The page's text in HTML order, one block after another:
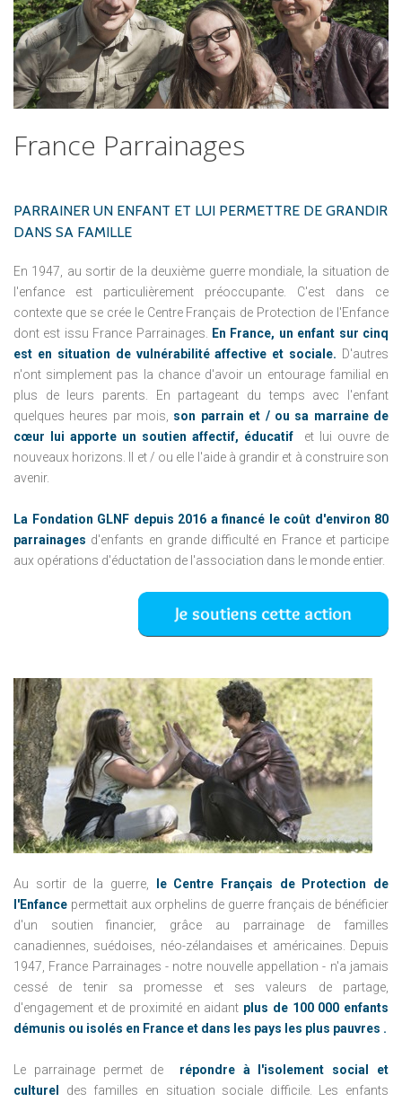
France Parrainages
PARRAINER UN ENFANT ET LUI PERMETTRE DE GRANDIR
DANS SA FAMILLE
En 1947, au sortir de la deuxième guerre mondiale, la situation de
l'enfance est particulièrement préoccupante. C'est dans ce
contexte que se crée le Centre Français de Protection de l'Enfance
dont est issu France Parrainages. En France, un enfant sur cinq
est en situation de vulnérabilité affective et sociale. D'autres
n'ont simplement pas la chance d'avoir un entourage familial en
plus de leurs parents. En partageant du temps avec l'enfant
quelques heures par mois, son parrain et / ou sa marraine de
cœur lui apporte un soutien affectif, éducatif
et lui ouvre de
nouveaux horizons.
Il et / ou elle l'aide à grandir et à construire son
avenir.
La Fondation GLNF depuis 2016 a financé le coût d'environ 80
parrainages d'enfants en grande difficulté en France et participe
aux opérations d'éductation de l'association dans le monde entier.
Au sortir de la guerre, le Centre Français de Protection de
l'Enfance permettait aux orphelins de guerre français de bénéficier
d'un soutien financier, grâce au parrainage de familles
canadiennes, suédoises, néo-zélandaises et américaines. Depuis
1947, France Parrainages - notre nouvelle appellation - n'a jamais
cessé de tenir sa promesse et ses valeurs de partage,
d'engagement et de proximité en aidant plus de 100 000 enfants
démunis ou isolés en France et dans les pays les plus pauvres .
Le parrainage permet de répondre à l'isolement social et
culturel des familles en situation sociale difficile. Les enfants